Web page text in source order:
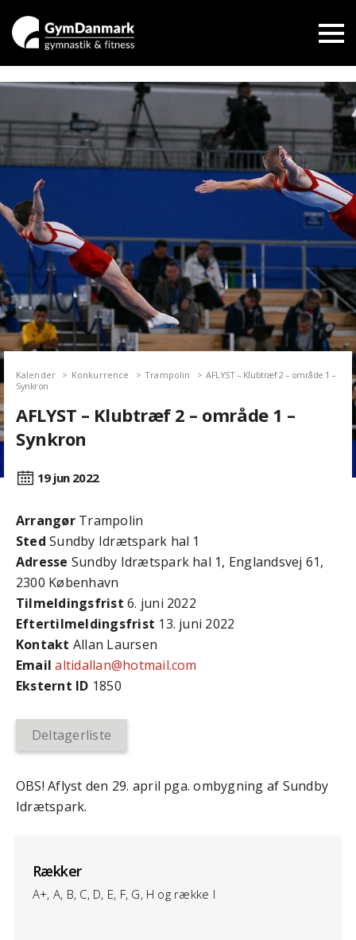
Kalender Konkurrence Trampolin
AFLYST – Klubtræf 2 – område 1 –
Synkron
AFLYST – Klubtræf 2 – område 1 –
Synkron
19 jun 2022
ArrangørTrampolin
Sted Sundby Idrætspark hal 1
Adresse Sundby Idrætspark hal 1, Englandsvej 61,
2300 København
Tilmeldingsfrist 6. juni 2022
Efter­tilmeldings­frist 13. juni 2022
Kontakt Allan Laursen
Email altidallan@hotmail.com
Eksternt ID 1850
Deltagerliste
OBS! Aflyst den 29. april pga. ombygning af Sundby
Idrætspark.
Rækker
A+, A, B, C, D, E, F, G, H og række I